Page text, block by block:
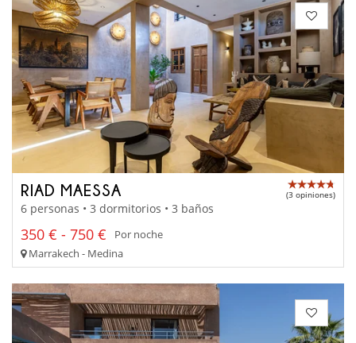
RIAD MAESSA (3 opiniones)
6 personas • 3 dormitorios • 3 baños
350 € - 750 €
Por noche
Marrakech - Medina